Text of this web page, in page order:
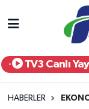
TV3 Canlı
HABERLER
Yurt Haber
Afyon